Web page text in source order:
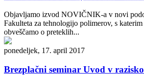
Objavljamo izvod NOVIČNIK-a v novi
Fakulteta za tehnologijo polimerov, s
obveščamo o preteklih...
ponedeljek, 17. april 2017
Brezplačni seminar Uvod v